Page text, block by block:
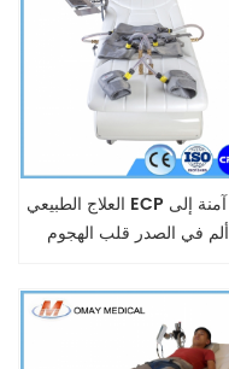
العلاج الطبيعي ECP آلة آمنة إلى
ألم في الصدر قلب الهجوم